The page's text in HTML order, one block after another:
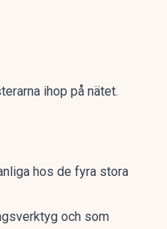
ihop på nätet.
hos de fyra stora
och som